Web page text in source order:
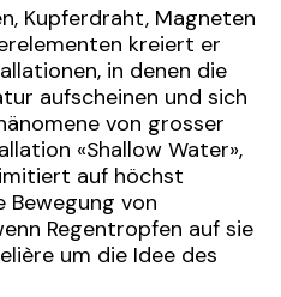
Kupferdraht, Magneten
kreiert er
in denen die
aufscheinen und sich
von grosser
«Shallow Water»,
auf höchst
Bewegung von
Regentropfen auf sie
um die Idee des